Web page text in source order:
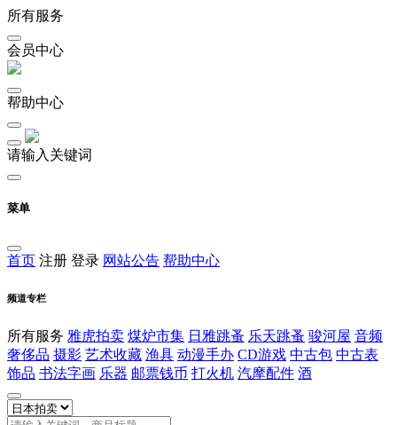
所有服务
会员中心
帮助中心
请输入关键词
菜单
首页 注册 登录 网站公告 帮助中心
频道专栏
所有服务 雅虎拍卖 煤炉市集 日雅跳蚤 乐天跳蚤 骏河屋 音频
奢侈品 摄影 艺术收藏 渔具 动漫手办 CD游戏 中古包 中古表
饰品 书法字画 乐器 邮票钱币 打火机 汽摩配件 酒